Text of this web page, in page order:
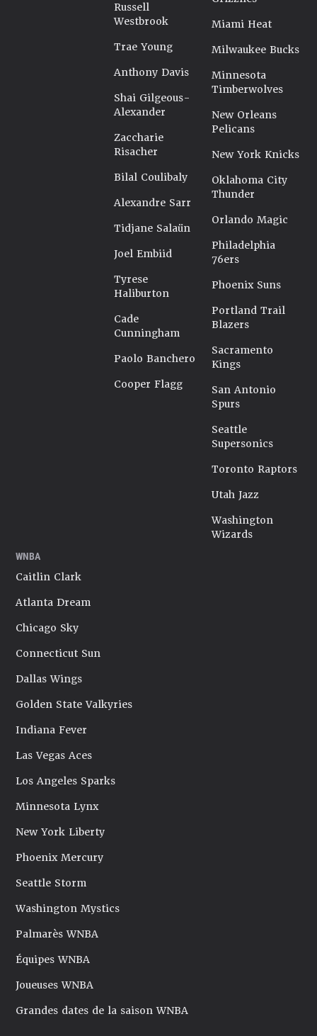
Russell
Westbrook
Trae Young
Anthony Davis
Shai Gilgeous-
Alexander
Zaccharie
Risacher
Bilal Coulibaly
Alexandre Sarr
Tidjane Salaün
Joel Embiid
Tyrese
Haliburton
Cade
Cunningham
Paolo Banchero
Cooper Flagg
Miami Heat
Milwaukee Bucks
Minnesota
Timberwolves
New Orleans
Pelicans
New York Knicks
Oklahoma City
Thunder
Orlando Magic
Philadelphia
76ers
Phoenix Suns
Portland Trail
Blazers
Sacramento
Kings
San Antonio
Spurs
Seattle
Supersonics
Toronto Raptors
Utah Jazz
Washington
Wizards
WNBA
Caitlin Clark
Atlanta Dream
Chicago Sky
Connecticut Sun
Dallas Wings
Golden State Valkyries
Indiana Fever
Las Vegas Aces
Los Angeles Sparks
Minnesota Lynx
New York Liberty
Phoenix Mercury
Seattle Storm
Washington Mystics
Palmarès WNBA
Équipes WNBA
Joueuses WNBA
Grandes dates de la saison WNBA